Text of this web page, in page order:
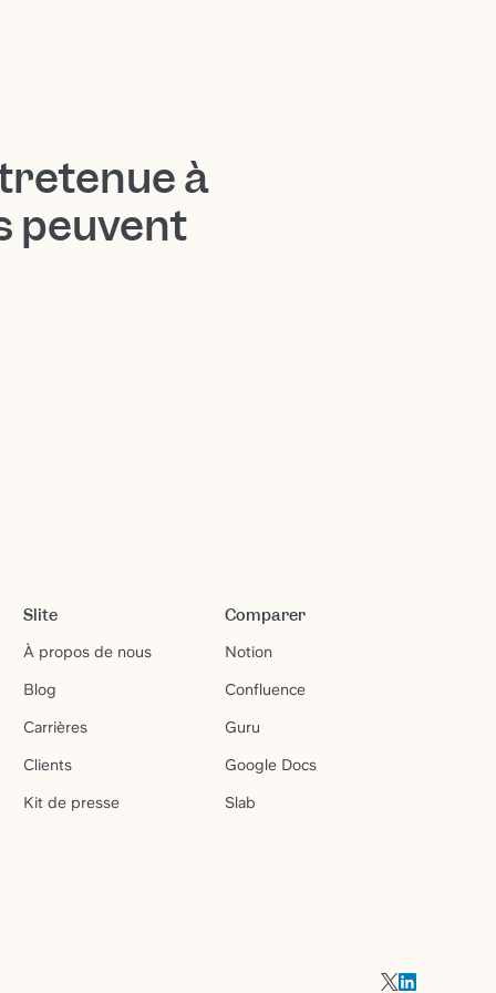
à
peuvent
Slite
À propos de nous
Blog
Carrières
Clients
Kit de presse
Comparer
Notion
Confluence
Guru
Google Docs
Slab